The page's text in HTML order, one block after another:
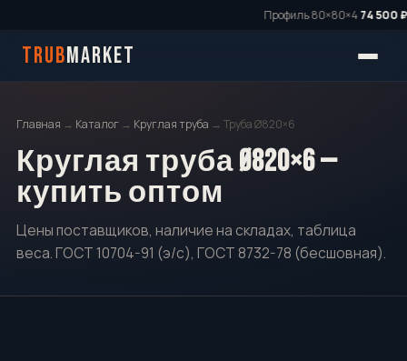
Профиль 80×80×474 500 ₽/
TRUBMARKET
Главная → Каталог → Круглая труба → Труба Ø820×6
Круглая труба Ø820×6 —
купить оптом
Цены поставщиков, наличие на складах, таблица
веса. ГОСТ 10704-91 (э/с), ГОСТ 8732-78 (бесшовная).